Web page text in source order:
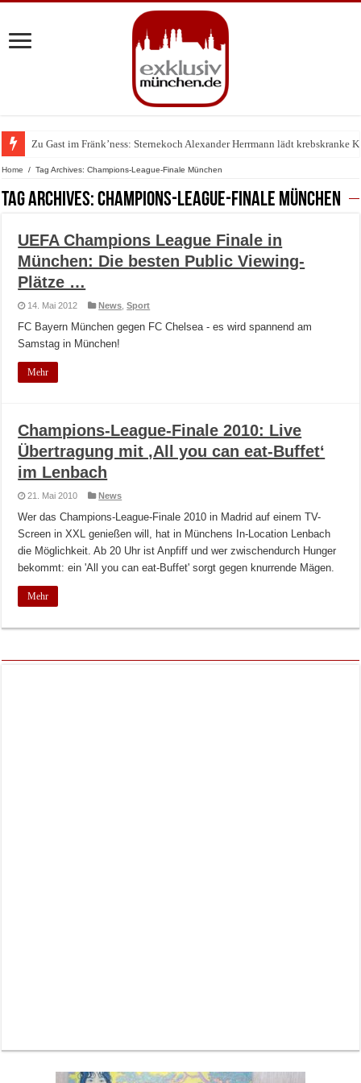
Zu Gast im Fränk’ness: Sternekoch Alexander Herrmann lädt krebskranke
Home / Tag Archives: Champions-League-Finale München
Tag Archives:Champions-League-Finale München
UEFA Champions League Finale in
München: Die besten Public Viewing-
Plätze …
14. Mai 2012 News ,Sport
FC Bayern München gegen FC Chelsea - es wird spannend am
Samstag in München!
Mehr
Champions-League-Finale 2010: Live
Übertragung mit ‚All you can eat-Buffet‘
im Lenbach
21. Mai 2010 News
Wer das Champions-League-Finale 2010 in Madrid auf einem TV-
Screen in XXL genießen will, hat in Münchens In-Location Lenbach
die Möglichkeit. Ab 20 Uhr ist Anpfiff und wer zwischendurch Hunger
bekommt: ein 'All you can eat-Buffet' sorgt gegen knurrende Mägen.
Mehr